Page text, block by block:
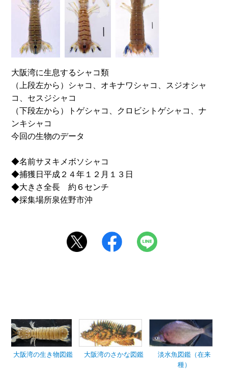
大阪湾に生息するシャコ類
（上段左から）シャコ、オキナワシャコ、スジオシャ
コ、セスジシャコ
（下段左から）トゲシャコ、クロビシトゲシャコ、ナ
ンキシャコ
今回の生物のデータ
◆名前サヌキメボソシャコ
◆捕獲日平成２４年１２月１３日
◆大きさ全長 約６センチ
◆採集場所泉佐野市沖
大阪湾の生き物図鑑 大阪湾のさかな図鑑
淡水魚図鑑（在来
種）